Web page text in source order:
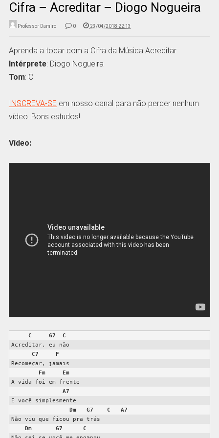
Cifra – Acreditar – Diogo Nogueira
Professor Damiro 0 23/04/2018 22:13
Aprenda a tocar com a Cifra da Música Acreditar
Intérprete: Diogo Nogueira
Tom: C
INSCREVA-SE em nosso canal para não perder nenhum
vídeo. Bons estudos!
Vídeo:
C G7
C
Acreditar, eu não
C7
F
Recomeçar, jamais
Fm
Em
A vida foi em frente
A7
E você simplesmente
Dm
G7 C
A7
Não viu que ficou pra trás
Dm
G7
C